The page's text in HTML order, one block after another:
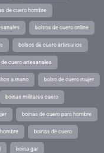
de cuero hombre
bolsos de cuero online
bolsos de cuero artesanos
de cuero artesanales
a mano bolso de cuero mujer
boinas militares cuero
boinas de cuero para hombre
boinas de cuero
boina gar